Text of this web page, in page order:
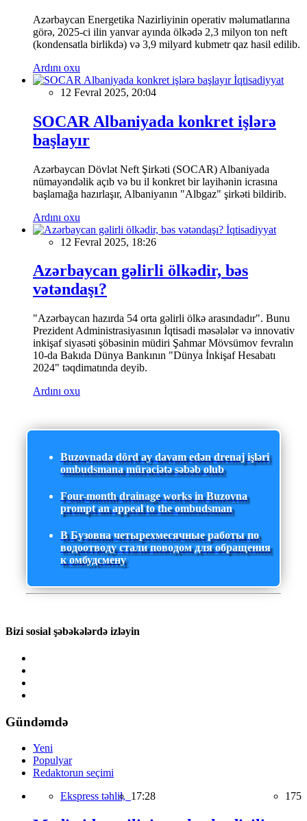
Azərbaycan Energetika Nazirliyinin operativ məlumatlarına
görə, 2025-ci ilin yanvar ayında ölkədə 2,3 milyon ton neft
(kondensatla birlikdə) və 3,9 milyard kubmetr qaz hasil edilib.
Ardını oxu
İqtisadiyyat
12 Fevral 2025, 20:04
SOCAR Albaniyada konkret işlərə
başlayır
Azərbaycan Dövlət Neft Şirkəti (SOCAR) Albaniyada
nümayəndəlik açıb və bu il konkret bir layihənin icrasına
başlamağa hazırlaşır, Albaniyanın "Albgaz" şirkəti bildirib.
Ardını oxu
İqtisadiyyat
12 Fevral 2025, 18:26
Azərbaycan gəlirli ölkədir, bəs
vətəndaşı?
"Azərbaycan hazırda 54 orta gəlirli ölkə arasındadır". Bunu
Prezident Administrasiyasının İqtisadi məsələlər və innovativ
inkişaf siyasəti şöbəsinin müdiri Şahmar Mövsümov fevralın
10-da Bakıda Dünya Bankının "Dünya İnkişaf Hesabatı
2024" təqdimatında deyib.
Ardını oxu
Buzovnada dörd ay davam edən drenaj işləri
ombudsmana müraciətə səbəb olub
Four-month drainage works in Buzovna
prompt an appeal to the ombudsman
В Бузовна четырехмесячные работы по
водоотводу стали поводом для обращения
к омбудсмену
Bizi sosial şəbəkələrdə izləyin
Gündəmdə
Yeni
Populyar
Redaktorun seçimi
Ekspress təhlil, 17:28 175